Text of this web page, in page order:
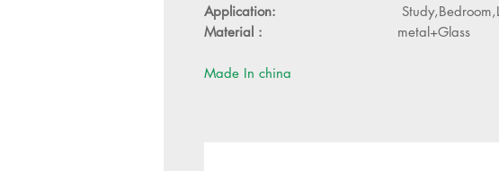
Application:
Study,Bedroom,Living
Material :
metal+Glass
Made In china